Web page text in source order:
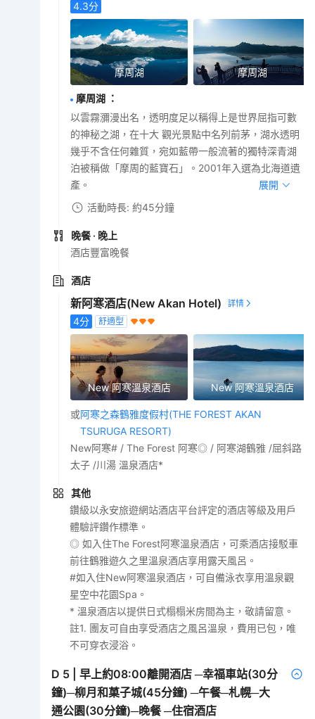
4.3分
摩周湖 摩周湖
摩周湖
：
以雲霧瀰漫出名，透明度足以稱得上是世界屈指可數
的神秘之湖，在十大 觀光景點中名列前茅，湖水透明
幾乎不含任何雜質，宛如藍帶一般流著的獨特深青湖
泊被稱做「摩周的藍寶石」。2001年入選為北海道遺
產。
展開
活動時長: 約45分鐘
晚餐 · 晚上
酒店豐富晚餐
酒店
新阿寒酒店(New Akan Hotel)
4分 舒適型
New 阿寒溫泉酒店 New 阿寒溫泉酒店
或阿寒之森鶴雅度假村(THE FOREST AKAN
TSURUGA RESORT)
New阿寒# / The Forest 阿寒◎ / 阿寒湖鶴雅 /屈斜路
太子 /川湯 溫泉酒店*
其他
鑽級以永安旅遊網站酒店平台評定的酒店等級及用戶
體驗評鑽作標準。
◎ 如入住The Forest阿寒溫泉酒店，可乘酒店接駁車
前往鶴雅遊久之里溫泉酒店享用露天風呂。
#如入住New阿寒溫泉酒店，可自備泳衣享用溫泉觀
星空中花園Spa。
* 溫泉酒店以提供日式榻榻米房間為主，敬請留意。
註1. 團友可自由享受酒店之風呂溫泉，費用已包，唯
不可穿衣浸浴。
D 5 |早上約08:00離開酒店 ─幸福車站(30分
鐘)─柳月和菓子城(45分鐘) ─午餐─札幌─大
通公園(30分鐘)─晚餐 ─住宿酒店